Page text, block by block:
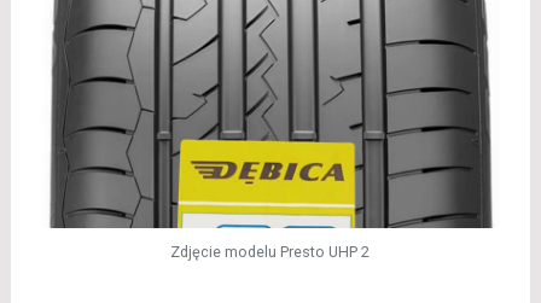
Zdjęcie modelu Presto UHP 2